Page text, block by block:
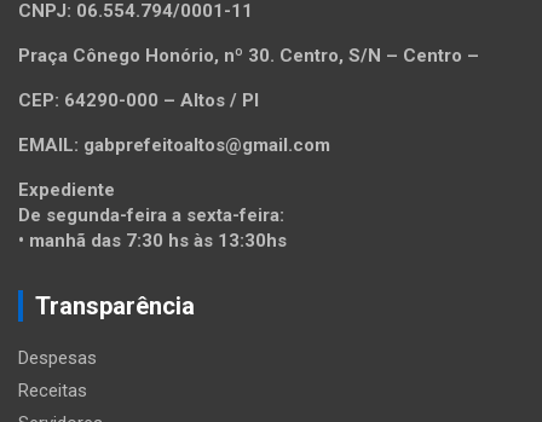
CNPJ: 06.554.794/0001-11
Praça Cônego Honório, nº 30. Centro, S/N – Centro –
CEP: 64290-000 – Altos / PI
EMAIL: gabprefeitoaltos@gmail.com
Expediente
De segunda-feira a sexta-feira:
• manhã das 7:30 hs às 13:30hs
Transparência
Despesas
Receitas